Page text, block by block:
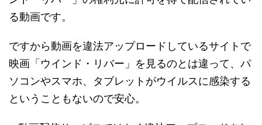
る動画です。
ですから動画を違法アップロードしているサイトで
映画「ウインド・リバー」を見るのとは違って、パ
ソコンやスマホ、タブレットがウイルスに感染する
ということもないので安心。